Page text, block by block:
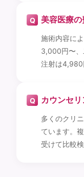
美容医療
施術内容に
3,000円〜
注射は4,980
カウンセ
多くのクリ
ています。
受けて比較